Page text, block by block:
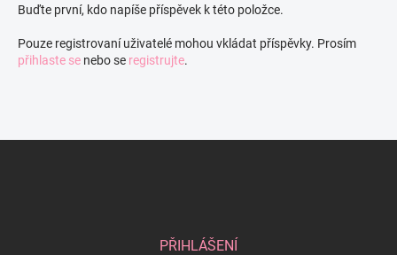
Buďte první, kdo napíše příspěvek k této položce.
Pouze registrovaní uživatelé mohou vkládat příspěvky. Prosím
přihlaste se nebo se registrujte.
PŘIHLÁŠENÍ